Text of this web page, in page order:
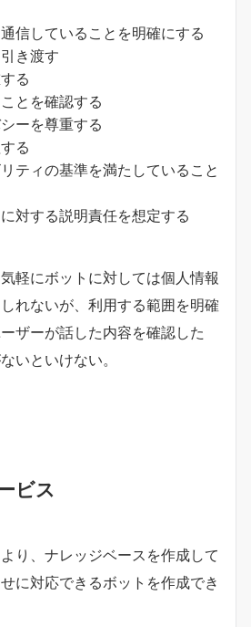
信していることを明確にする
き渡す
る
とを確認する
ーを尊重する
る
ティの基準を満たしていること
対する説明責任を想定する
軽にボットに対しては個人情報
れないが、利用する範囲を明確
ザーが話した内容を確認した
いといけない。
ビス
り、ナレッジベースを作成して
に対応できるボットを作成でき